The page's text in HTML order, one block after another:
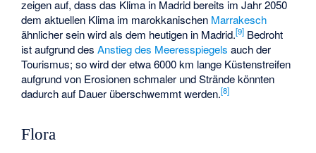
zeigen auf, dass das Klima in Madrid bereits im Jahr 2050
dem aktuellen Klima im marokkanischen Marrakesch
ähnlicher sein wird als dem heutigen in Madrid.[9] Bedroht
ist aufgrund desAnstieg des Meeresspiegels auch der
Tourismus; so wird der etwa 6000 km lange Küstenstreifen
aufgrund von Erosionen schmaler und Strände könnten
dadurch auf Dauer überschwemmt werden.[8]
Flora